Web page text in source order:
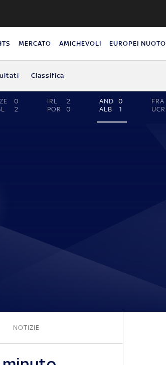
MERCATO AMICHEVOLI EUROPEI NUOTO
Classifica
0
2
IRL
2
POR
0
AND
0
ALB
1
FRA
UCR
NOTIZIE